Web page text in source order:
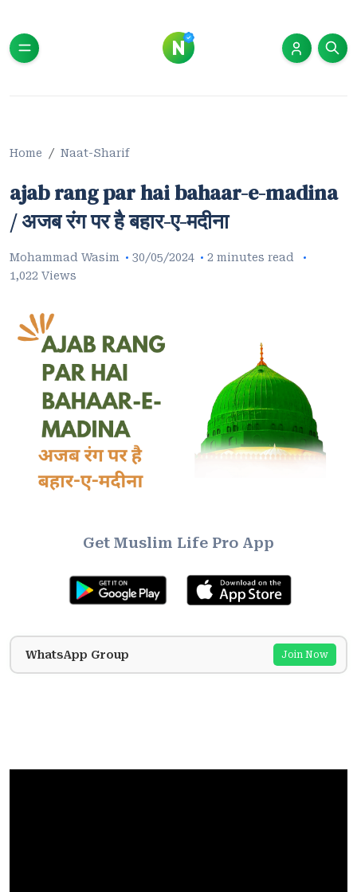
Home Naat-Sharif
ajab rang par hai bahaar-e-madina
/ अजब रंग पर है बहार-ए-मदीना
Mohammad Wasim 30/05/2024
2 minutes read
1,022 Views
Get Muslim Life Pro App
WhatsApp Group Join Now